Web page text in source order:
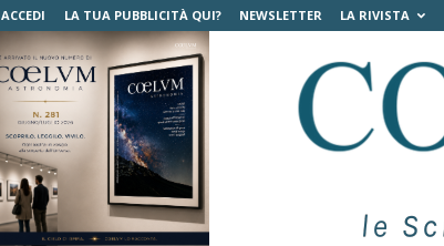
ACCEDI LA TUA PUBBLICITÀ QUI? NEWSLETTER LA RIVISTA